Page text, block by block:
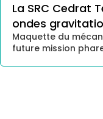
La SRC Cedrat
ondes
Maquette du
future mission